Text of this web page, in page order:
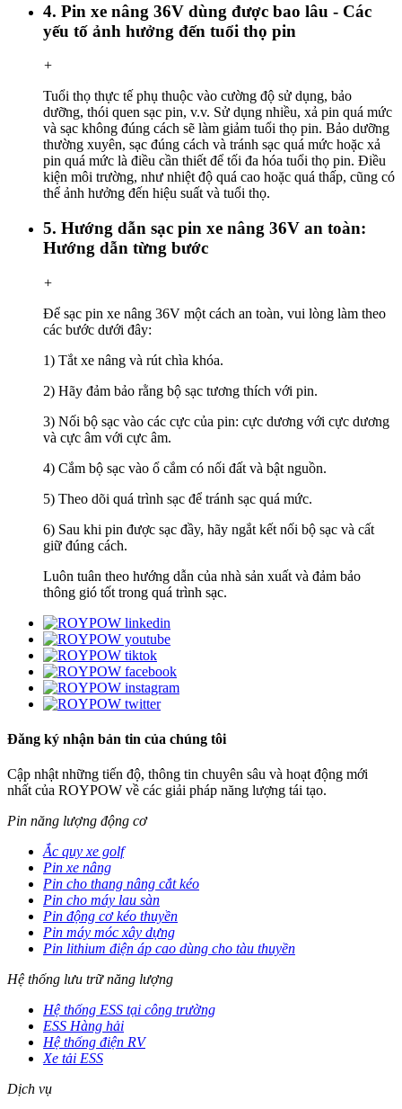
4. Pin xe nâng 36V dùng được bao lâu - Các
yếu tố ảnh hưởng đến tuổi thọ pin
+
Tuổi thọ thực tế phụ thuộc vào cường độ sử dụng, bảo
dưỡng, thói quen sạc pin, v.v. Sử dụng nhiều, xả pin quá mức
và sạc không đúng cách sẽ làm giảm tuổi thọ pin. Bảo dưỡng
thường xuyên, sạc đúng cách và tránh sạc quá mức hoặc xả
pin quá mức là điều cần thiết để tối đa hóa tuổi thọ pin. Điều
kiện môi trường, như nhiệt độ quá cao hoặc quá thấp, cũng có
thể ảnh hưởng đến hiệu suất và tuổi thọ.
5. Hướng dẫn sạc pin xe nâng 36V an toàn:
Hướng dẫn từng bước
+
Để sạc pin xe nâng 36V một cách an toàn, vui lòng làm theo
các bước dưới đây:
1) Tắt xe nâng và rút chìa khóa.
2) Hãy đảm bảo rằng bộ sạc tương thích với pin.
3) Nối bộ sạc vào các cực của pin: cực dương với cực dương
và cực âm với cực âm.
4) Cắm bộ sạc vào ổ cắm có nối đất và bật nguồn.
5) Theo dõi quá trình sạc để tránh sạc quá mức.
6) Sau khi pin được sạc đầy, hãy ngắt kết nối bộ sạc và cất
giữ đúng cách.
Luôn tuân theo hướng dẫn của nhà sản xuất và đảm bảo
thông gió tốt trong quá trình sạc.
Đăng ký nhận bản tin của chúng tôi
Cập nhật những tiến độ, thông tin chuyên sâu và hoạt động mới
nhất của ROYPOW về các giải pháp năng lượng tái tạo.
Pin năng lượng động cơ
Ắc quy xe golf
Pin xe nâng
Pin cho thang nâng cắt kéo
Pin cho máy lau sàn
Pin động cơ kéo thuyền
Pin máy móc xây dựng
Pin lithium điện áp cao dùng cho tàu thuyền
Hệ thống lưu trữ năng lượng
Hệ thống ESS tại công trường
ESS Hàng hải
Hệ thống điện RV
Xe tải ESS
Dịch vụ